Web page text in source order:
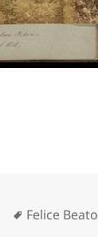
标
Felice Beato